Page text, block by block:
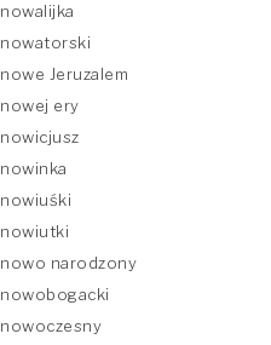
nowalijka
nowatorski
nowe Jeruzalem
nowej ery
nowicjusz
nowinka
nowiuśki
nowiutki
nowo narodzony
nowobogacki
nowoczesny